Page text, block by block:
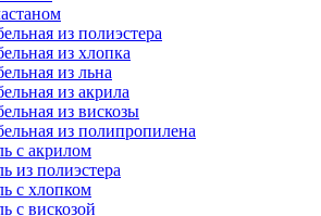
из полиэстера
из хлопка
из льна
из акрила
из вискозы
из полипропилена
с акрилом
из полиэстера
с хлопком
с вискозой